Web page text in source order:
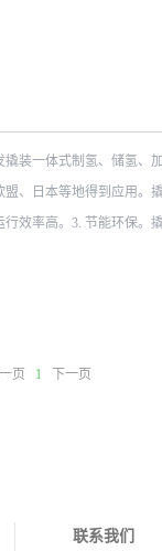
装一体式制氢、储氢、
、日本等地得到应用。
效率高。3. 节能环保。
页 1 下一页
联系我们